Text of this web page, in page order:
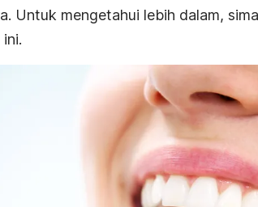
Untuk mengetahui lebih dalam,